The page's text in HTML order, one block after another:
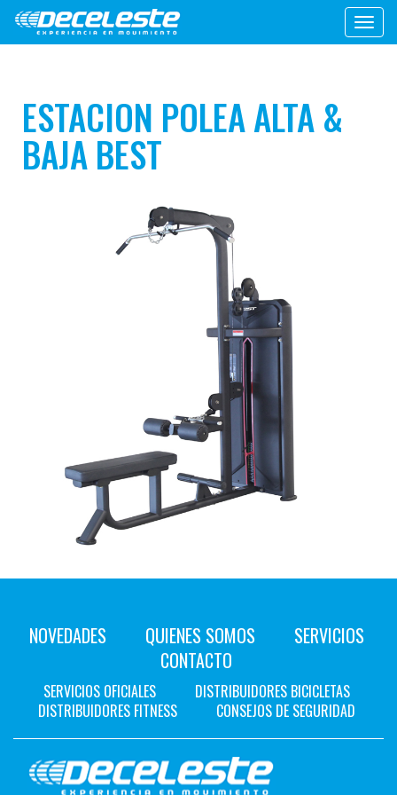
ESTACION POLEA ALTA &
BAJA BEST
NOVEDADES QUIENES SOMOS
SERVICIOS
CONTACTO
SERVICIOS OFICIALES
DISTRIBUIDORES BICICLETAS
DISTRIBUIDORES FITNESS
CONSEJOS DE SEGURIDAD